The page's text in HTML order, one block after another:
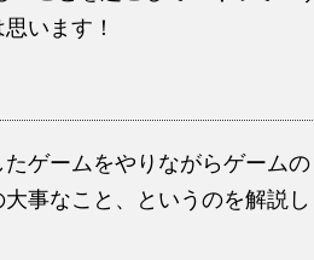
います！
ゲームをやりながらゲームの
事なこと、というのを解説し